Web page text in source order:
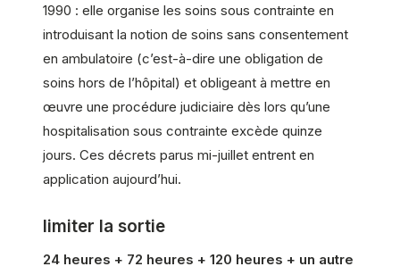
1990 : elle organise les soins sous contrainte en
introduisant la notion de soins sans consentement
en ambulatoire (c’est-à-dire une obligation de
soins hors de l’hôpital) et obligeant à mettre en
œuvre une procédure judiciaire dès lors qu’une
hospitalisation sous contrainte excède quinze
jours. Ces décrets parus mi-juillet entrent en
application aujourd’hui.
limiter la sortie
24 heures + 72 heures + 120 heures + un autre